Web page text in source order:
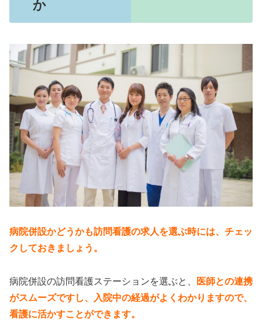
か
病院併設かどうかも訪問看護の求人を選ぶ時には、チェッ
クしておきましょう。
病院併設の訪問看護ステーションを選ぶと、
医師との連携
がスムーズですし、入院中の経過がよくわかりますので、
看護に活かすことができます。